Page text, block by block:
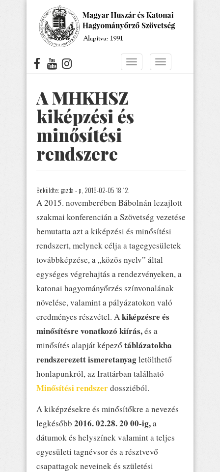
Navigáció
Navigáció
A MHKHSZ
kiképzési és
minősítési
rendszere
Beküldte: gazda - p, 2016-02-05 18:12.
A 2015. novemberében Bábolnán lezajlott
szakmai konferencián a Szövetség vezetése
bemutatta azt a kiképzési és minősítési
rendszert, melynek célja a tagegyesületek
továbbképzése, a „közös nyelv” által
egységes végrehajtás a rendezvényeken, a
katonai hagyományőrzés színvonalának
növelése, valamint a pályázatokon való
eredményes részvétel. A kiképzésre és
minősítésre vonatkozó kiírás,és a
minősítés alapját képezőtáblázatokba
rendszerezett ismeretanyagletölthető
honlapunkról, az Irattárban található
Minősítési rendszerdossziéból.
A kiképzésekre és minősítőkre a nevezés
legkésőbb 2016. 02.28. 20 00-ig,a
dátumok és helyszínek valamint a teljes
egyesületi tagnévsor és a résztvevő
csapattagok neveinek és születési